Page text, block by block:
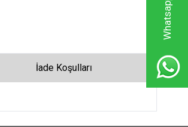
İade Koşulları